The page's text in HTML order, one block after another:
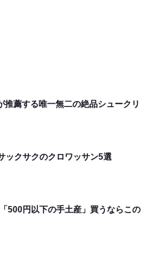
薦する唯一無二の絶品シュークリ
ックサクのクロワッサン5選
500円以下の手土産」買うならこの